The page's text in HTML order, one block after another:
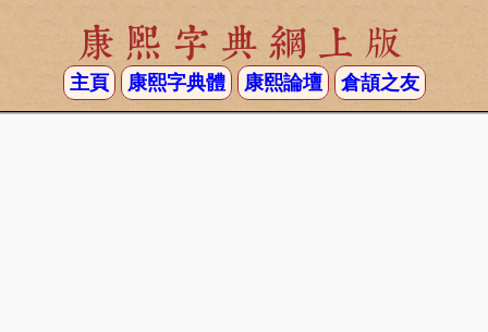
康熙字典網上版
主頁 康熙字典體 康熙論壇 倉頡之友